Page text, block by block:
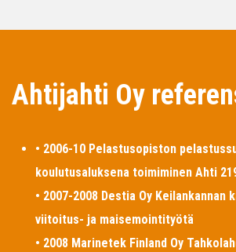
Ahtijahti Oy
• 2006-10 Pelastusopiston
koulutusaluksena toimiminen Ahti
• 2007-2008 Destia Oy Keilankannan
viitoitus- ja maisemointityötä
• 2008 Marinetek Finland Oy